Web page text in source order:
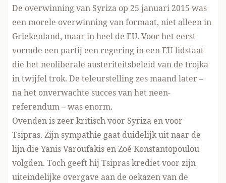
De overwinning van Syriza op 25 januari 2015 was
een morele overwinning van formaat, niet alleen in
Griekenland, maar in heel de EU. Voor het eerst
vormde een partij een regering in een EU-lidstaat
die het neoliberale austeriteitsbeleid van de trojka
in twijfel trok. De teleurstelling zes maand later –
na het onverwachte succes van het neen-
referendum – was enorm.
Ovenden is zeer kritisch voor Syriza en voor
Tsipras. Zijn sympathie gaat duidelijk uit naar de
lijn die Yanis Varoufakis en Zoé Konstantopoulou
volgden. Toch geeft hij Tsipras krediet voor zijn
uiteindelijke overgave aan de oekazen van de